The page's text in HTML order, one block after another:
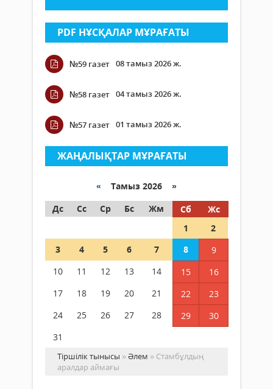
PDF НҰСҚАЛАР МҰРАҒАТЫ
№59 газет 08 тамыз 2026 ж.
№58 газет 04 тамыз 2026 ж.
№57 газет 01 тамыз 2026 ж.
ЖАҢАЛЫҚТАР МҰРАҒАТЫ
« Тамыз 2026 »
Дс
Сс Ср Бс Жм Сб
Жс
1
2
3
4 5 6 7 8
9
10
11 12 13 14 15
16
17
18 19 20 21 22
23
24
25 26 27 28 29
30
31
Тіршілік тынысы »Әлем » Стамбұлдың
аралдар аймағы